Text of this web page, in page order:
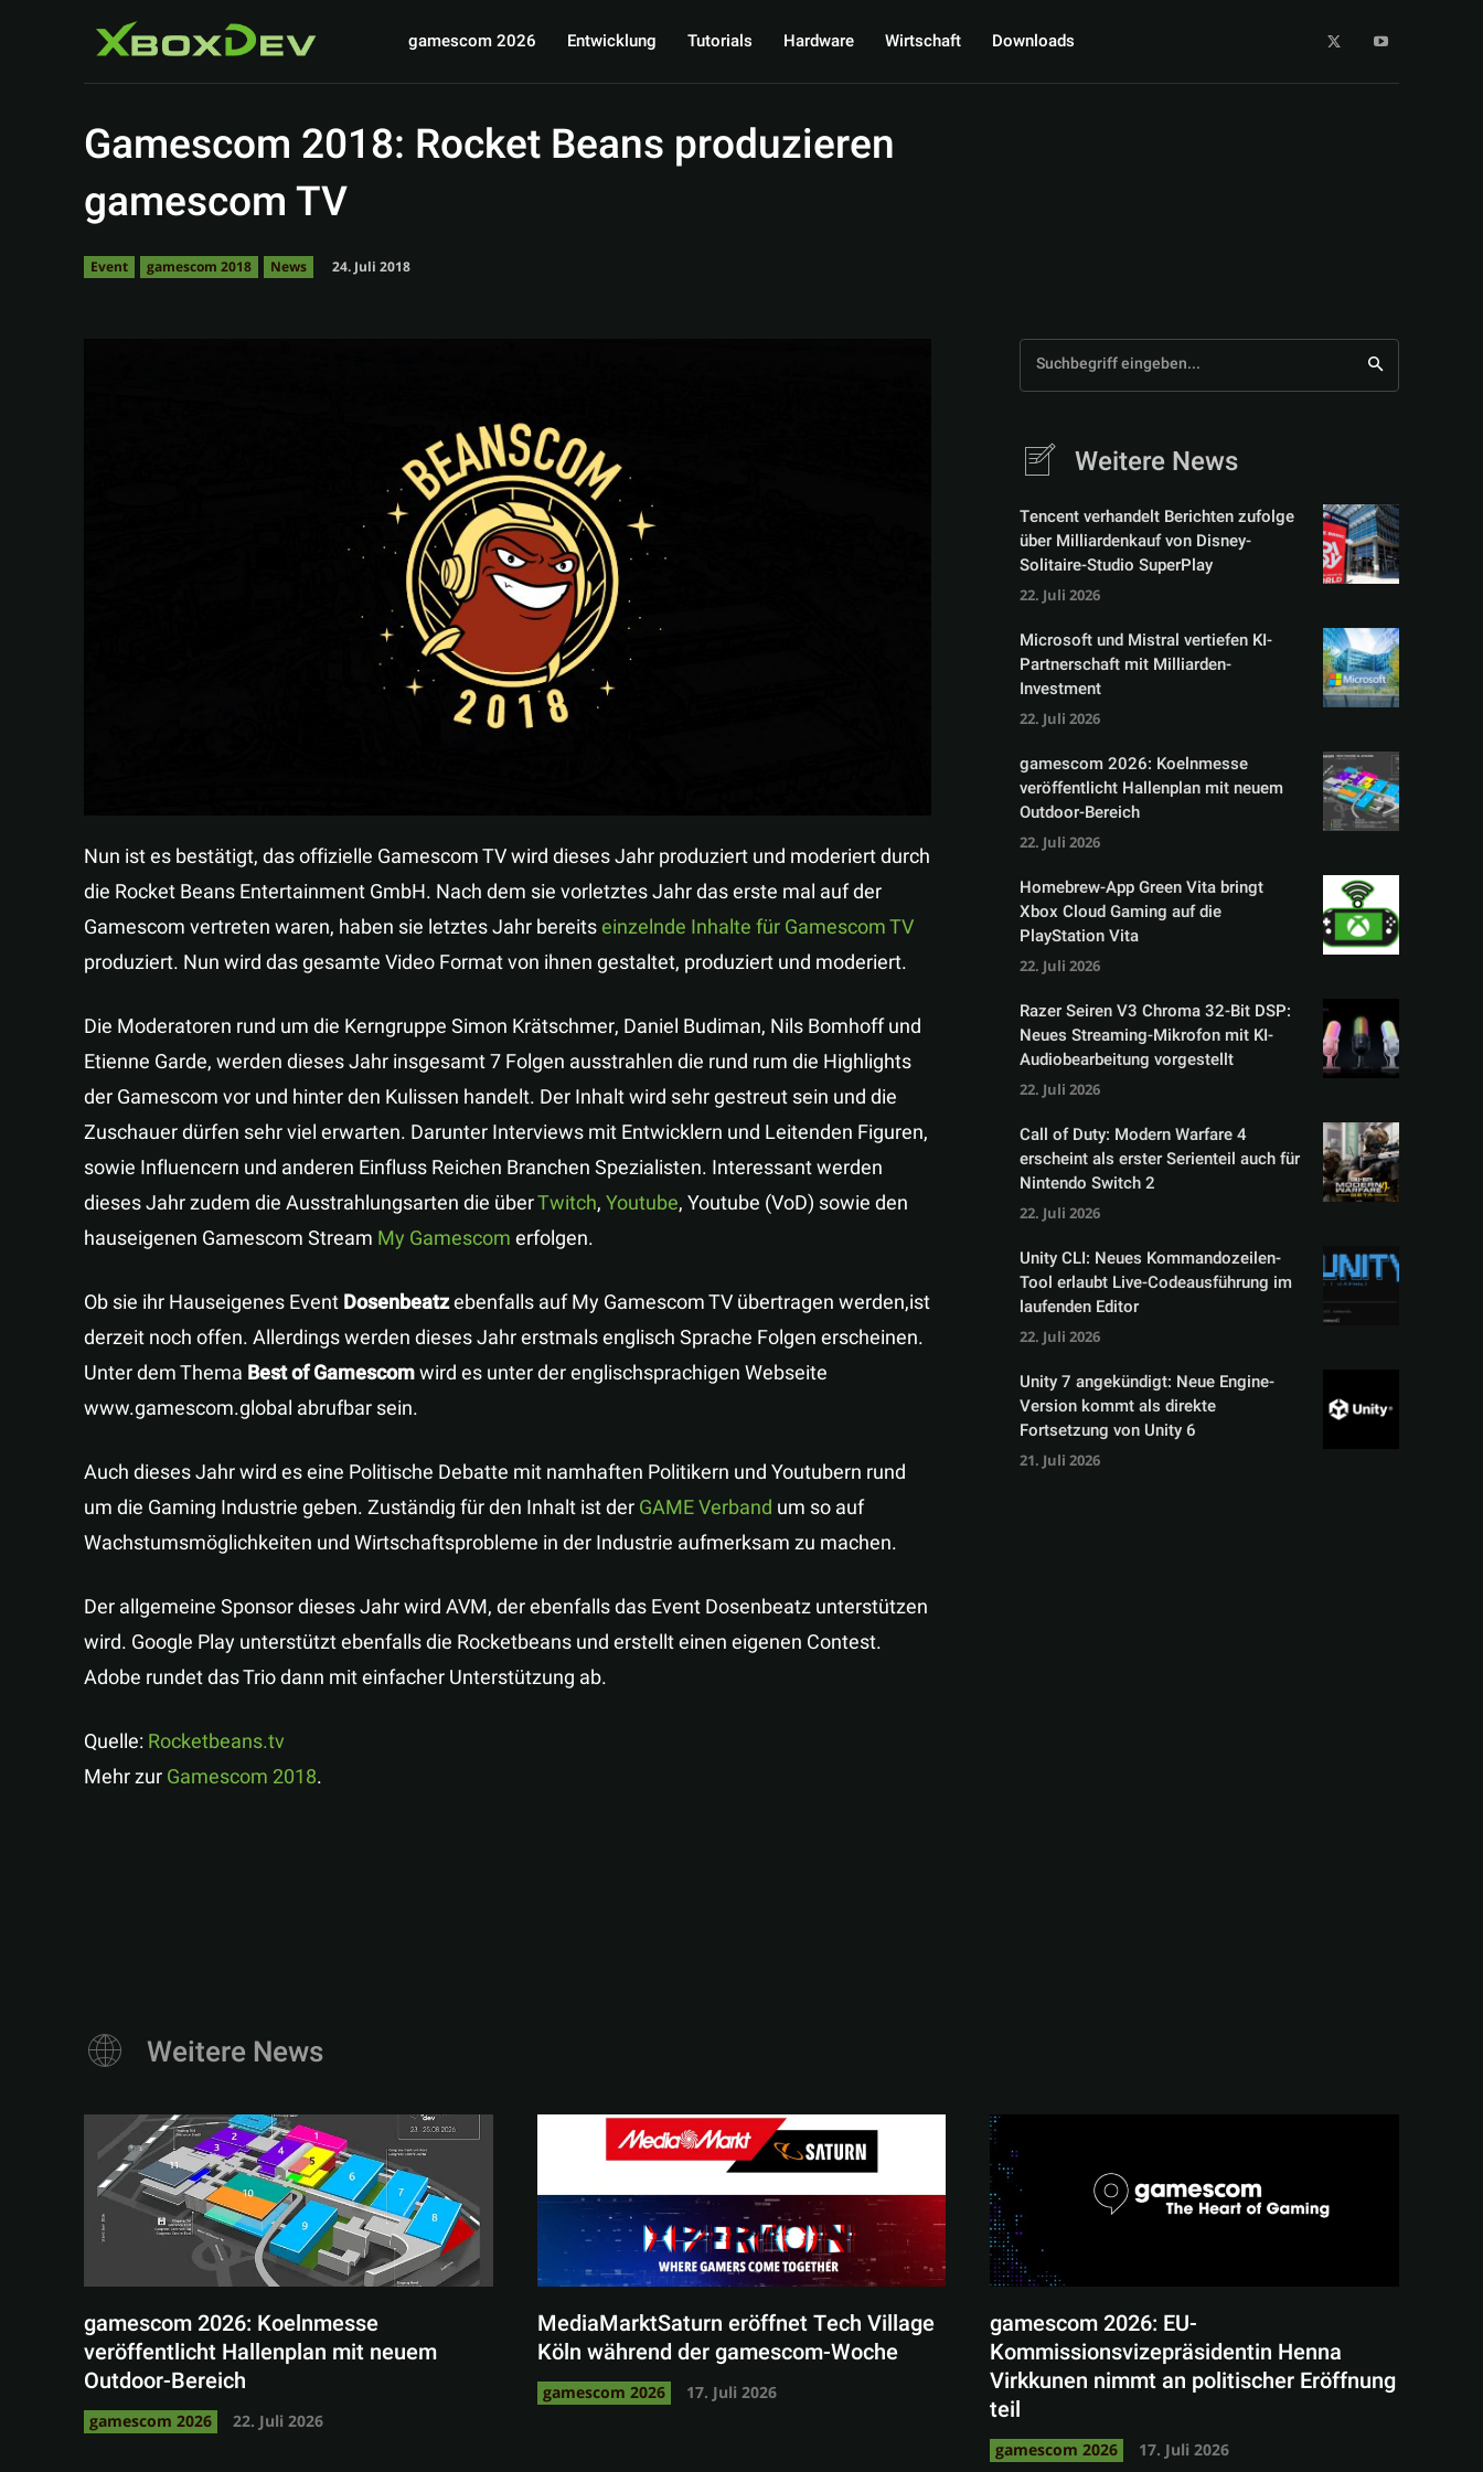
gamescom 2026 Entwicklung Tutorials Hardware Wirtschaft Downloads
Gamescom 2018: Rocket Beans produzieren
gamescom TV
Event gamescom 2018 News 24. Juli 2018
Nun ist es bestätigt, das offizielle Gamescom TV wird dieses Jahr produziert und moderiert durch
die Rocket Beans Entertainment GmbH. Nach dem sie vorletztes Jahr das erste mal auf der
Gamescom vertreten waren, haben sie letztes Jahr bereitseinzelnde Inhalte für Gamescom TV
produziert. Nun wird das gesamte Video Format von ihnen gestaltet, produziert und moderiert.
Die Moderatoren rund um die Kerngruppe Simon Krätschmer, Daniel Budiman, Nils Bomhoff und
Etienne Garde, werden dieses Jahr insgesamt 7 Folgen ausstrahlen die rund rum die Highlights
der Gamescom vor und hinter den Kulissen handelt. Der Inhalt wird sehr gestreut sein und die
Zuschauer dürfen sehr viel erwarten. Darunter Interviews mit Entwicklern und Leitenden Figuren,
sowie Influencern und anderen Einfluss Reichen Branchen Spezialisten. Interessant werden
dieses Jahr zudem die Ausstrahlungsarten die überTwitch,Youtube, Youtube (VoD) sowie den
hauseigenen Gamescom Stream My Gamescomerfolgen.
Ob sie ihr Hauseigenes EventDosenbeatzebenfalls auf My Gamescom TV übertragen werden,ist
derzeit noch offen. Allerdings werden dieses Jahr erstmals englisch Sprache Folgen erscheinen.
Unter dem Thema Best of Gamescomwird es unter der englischsprachigen Webseite
www.gamescom.global abrufbar sein.
Auch dieses Jahr wird es eine Politische Debatte mit namhaften Politikern und Youtubern rund
um die Gaming Industrie geben. Zuständig für den Inhalt ist derGAME Verband um so auf
Wachstumsmöglichkeiten und Wirtschaftsprobleme in der Industrie aufmerksam zu machen.
Der allgemeine Sponsor dieses Jahr wird AVM, der ebenfalls das Event Dosenbeatz unterstützen
wird. Google Play unterstützt ebenfalls die Rocketbeans und erstellt einen eigenen Contest.
Adobe rundet das Trio dann mit einfacher Unterstützung ab.
Quelle:Rocketbeans.tv
Mehr zurGamescom 2018.
Suchbegriff eingeben...
Weitere News
Tencent verhandelt Berichten zufolge
über Milliardenkauf von Disney-
Solitaire-Studio SuperPlay
22. Juli 2026
Microsoft und Mistral vertiefen KI-
Partnerschaft mit Milliarden-
Investment
22. Juli 2026
gamescom 2026: Koelnmesse
veröffentlicht Hallenplan mit neuem
Outdoor-Bereich
22. Juli 2026
Homebrew-App Green Vita bringt
Xbox Cloud Gaming auf die
PlayStation Vita
22. Juli 2026
Razer Seiren V3 Chroma 32-Bit DSP:
Neues Streaming-Mikrofon mit KI-
Audiobearbeitung vorgestellt
22. Juli 2026
Call of Duty: Modern Warfare 4
erscheint als erster Serienteil auch für
Nintendo Switch 2
22. Juli 2026
Unity CLI: Neues Kommandozeilen-
Tool erlaubt Live-Codeausführung im
laufenden Editor
22. Juli 2026
Unity 7 angekündigt: Neue Engine-
Version kommt als direkte
Fortsetzung von Unity 6
21. Juli 2026
Weitere News
gamescom 2026: Koelnmesse
veröffentlicht Hallenplan mit neuem
Outdoor-Bereich
gamescom 2026 22. Juli 2026
MediaMarktSaturn eröffnet Tech Village
Köln während der gamescom-Woche
gamescom 2026 17. Juli 2026
gamescom 2026: EU-
Kommissionsvizepräsidentin Henna
Virkkunen nimmt an politischer Eröffnung
teil
gamescom 2026 17. Juli 2026